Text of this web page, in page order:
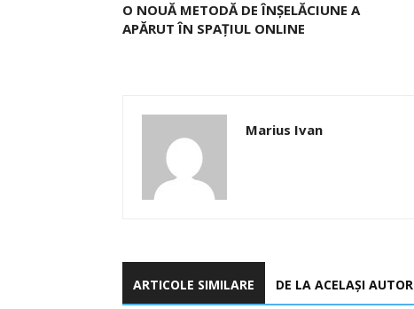
O NOUĂ METODĂ DE ÎNȘELĂCIUNE A
APĂRUT ÎN SPAȚIUL ONLINE
Marius Ivan
ARTICOLE SIMILARE DE LA ACELAȘI AUTOR